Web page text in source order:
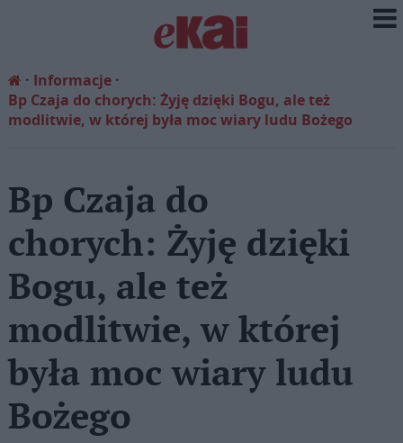
Informacje
Bp Czaja do chorych: Żyję dzięki Bogu, ale też
modlitwie, w której była moc wiary ludu Bożego
Bp Czaja do
chorych: Żyję dzięki
Bogu, ale też
modlitwie, w której
była moc wiary ludu
Bożego